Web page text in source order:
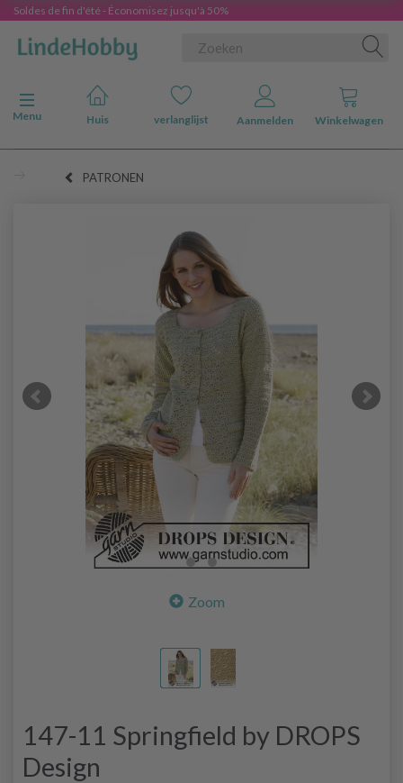
Soldes de fin d'été - Économisez jusqu'à 50%
Navigatie in-/uitschakelen
Menu
Huis verlanglijst Aanmelden Winkelwagen
PATRONEN
Zoom
147-11 Springfield by DROPS
Design